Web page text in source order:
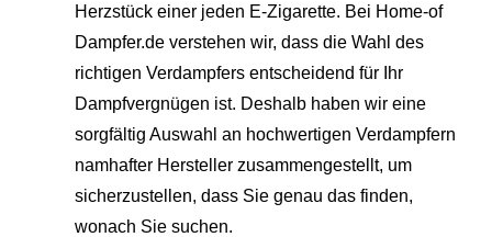
Herzstück einer jeden E-Zigarette. Bei Home-of
Dampfer.de verstehen wir, dass die Wahl des
richtigen Verdampfers entscheidend für Ihr
Dampfvergnügen ist. Deshalb haben wir eine
sorgfältig Auswahl an hochwertigen Verdampfern
namhafter Hersteller zusammengestellt, um
sicherzustellen, dass Sie genau das finden,
wonach Sie suchen.